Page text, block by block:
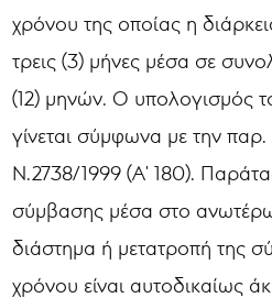
χρόνου της οποίας η
τρεις (3) μήνες μέσα σε
(12) μηνών. Ο υπολογισμός
γίνεται σύμφωνα με την
Ν.2738/1999 (Α' 180).
σύμβασης μέσα στο
διάστημα ή μετατροπή της
χρόνου είναι αυτοδικαίως